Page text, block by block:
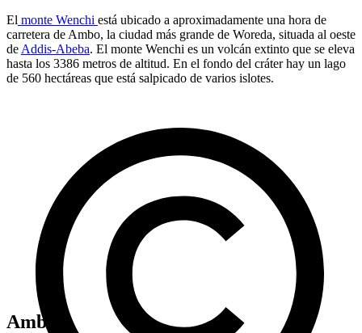
El monte Wenchi está ubicado a aproximadamente una hora de
carretera de Ambo, la ciudad más grande de Woreda, situada al oeste
de Addis-Abeba. El monte Wenchi es un volcán extinto que se eleva
hasta los 3386 metros de altitud. En el fondo del cráter hay un lago
de 560 hectáreas que está salpicado de varios islotes.
Ambo